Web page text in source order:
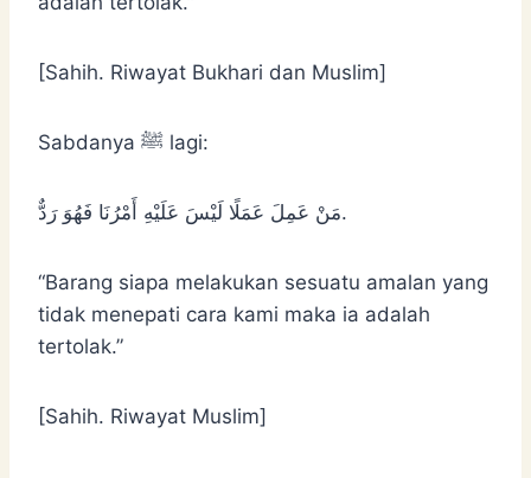
[Sahih. Riwayat Bukhari dan Muslim]
Sabdanya ﷺ lagi:
مَنْ ‌عَمِلَ ‌عَمَلًا لَيْسَ عَلَيْهِ أَمْرُنَا فَهُوَ رَدٌّ.
“Barang siapa melakukan sesuatu amalan yang
tidak menepati cara kami maka ia adalah
tertolak.”
[Sahih. Riwayat Muslim]